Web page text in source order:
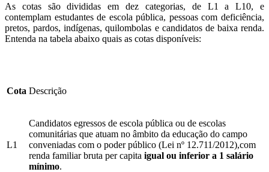
As cotas são divididas em dez categorias, de L1 a L10, e
contemplam estudantes de escola pública, pessoas com deficiência,
pretos, pardos, indígenas, quilombolas e candidatos de baixa renda.
Entenda na tabela abaixo quais as cotas disponíveis:
Cota Descrição
L1
Candidatos egressos de escola pública ou de escolas
comunitárias que atuam no âmbito da educação do campo
conveniadas com o poder público (Lei nº 12.711/2012),com
renda familiar bruta per capita igual ou inferior a 1 salário
mínimo.